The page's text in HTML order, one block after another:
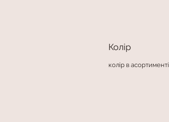
Колір
колір в асортименті